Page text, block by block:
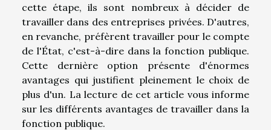
cette étape, ils sont nombreux à décider de
travailler dans des entreprises privées. D'autres,
en revanche, préfèrent travailler pour le compte
de l'État, c'est-à-dire dans la fonction publique.
Cette dernière option présente d'énormes
avantages qui justifient pleinement le choix de
plus d'un. La lecture de cet article vous informe
sur les différents avantages de travailler dans la
fonction publique.